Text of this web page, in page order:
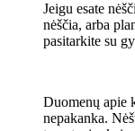
Jeigu esate
nėščia, arba
pasitarkite su
Duomenų apie
nepakanka.